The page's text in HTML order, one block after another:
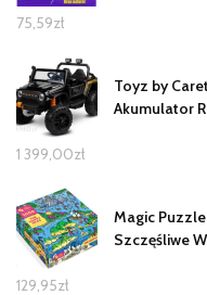
75,59zł
Toyz by
Akumulator
1 399,00zł
Magic
Szczęśliwe
129,95zł